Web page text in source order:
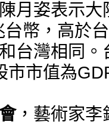
月姿表示大
幣，高於
台灣相同
市市值為
，藝術家李